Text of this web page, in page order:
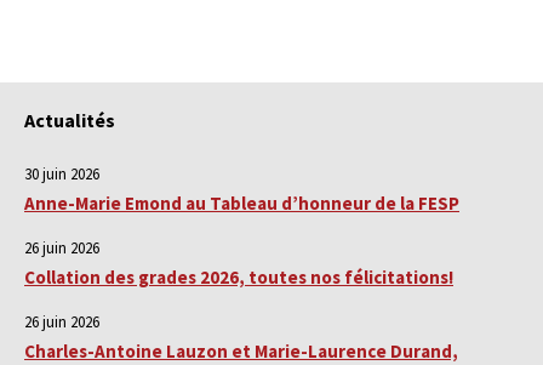
Actualités
30 juin 2026
Anne-Marie Emond au Tableau d’honneur de la FESP
26 juin 2026
Collation des grades 2026, toutes nos félicitations!
26 juin 2026
Charles-Antoine Lauzon et Marie-Laurence Durand,